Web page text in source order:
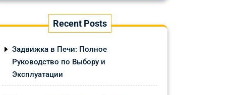
Recent Posts
Задвижка в Печи: Полное
Руководство по Выбору и
Эксплуатации